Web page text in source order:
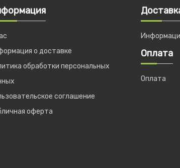
о доставке
обработки персональных
соглашение
оферта
Оплата
Оплата